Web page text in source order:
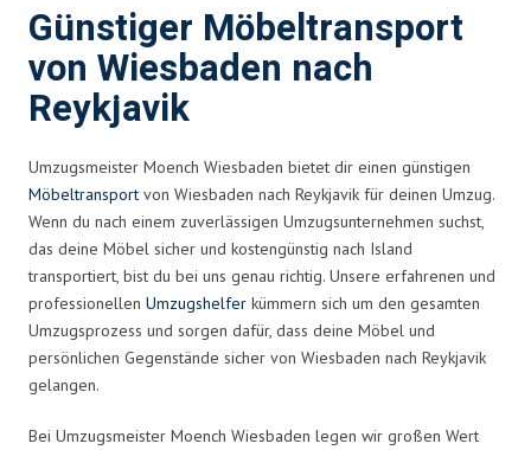
Günstiger Möbeltransport
von Wiesbaden nach
Reykjavik
Umzugsmeister Moench Wiesbaden bietet dir einen günstigen
Möbeltransport von Wiesbaden nach Reykjavik für deinen Umzug.
Wenn du nach einem zuverlässigen Umzugsunternehmen suchst,
das deine Möbel sicher und kostengünstig nach Island
transportiert, bist du bei uns genau richtig. Unsere erfahrenen und
professionellen Umzugshelfer kümmern sich um den gesamten
Umzugsprozess und sorgen dafür, dass deine Möbel und
persönlichen Gegenstände sicher von Wiesbaden nach Reykjavik
gelangen.
Bei Umzugsmeister Moench Wiesbaden legen wir großen Wert